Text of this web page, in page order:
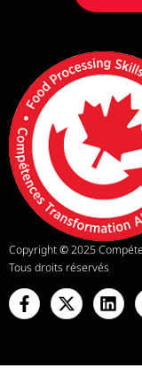
Copyright©2025
Tous droits réservés